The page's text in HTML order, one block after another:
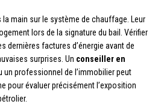
la main sur le système de chauffage. Leur
lors de la signature du bail. Vérifier
dernières factures d’énergie avant de
surprises. Un conseiller en
un professionnel de l’immobilier peut
pour évaluer précisément l’exposition